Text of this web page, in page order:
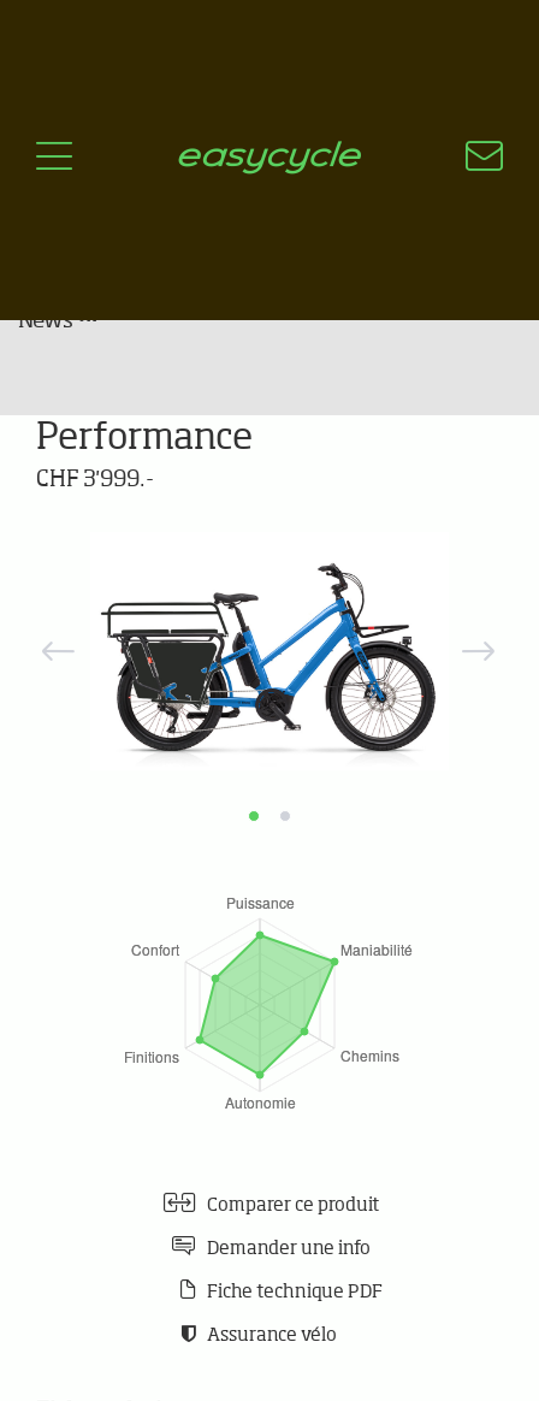
Nos critères de sélection
News
Performance
CHF 3'999.-
Comparer ce produit
Demander une info
Fiche technique PDF
Assurance vélo